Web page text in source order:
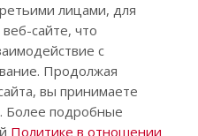
шоссе, 17
является публичной
лицами, для
сайте, что
с
Продолжая
вы принимаете
Более подробные
Политике в отношении